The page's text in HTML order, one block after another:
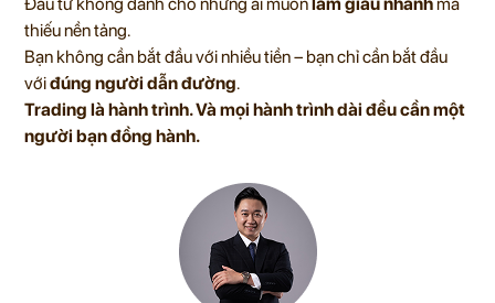
thiếu nền tảng.
Bạn không cần bắt đầu với nhiều tiền – bạn chỉ cần bắt đầu
vớiđúng người dẫn đường.
Trading là hành trình. Và mọi hành trình dài đều cần một
người bạn đồng hành.